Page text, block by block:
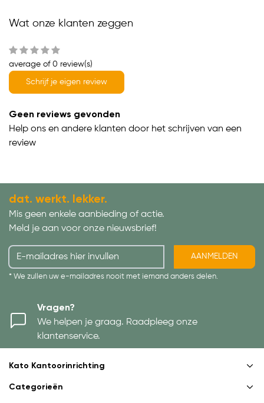
Wat onze klanten zeggen
average of 0 review(s)
Schrijf je eigen review
Geen reviews gevonden
Help ons en andere klanten door het schrijven van een
review
dat. werkt. lekker.
Mis geen enkele aanbieding of actie.
Meld je aan voor onze nieuwsbrief!
AANMELDEN
* We zullen uw e-mailadres nooit met iemand anders delen.
Vragen?
We helpen je graag. Raadpleeg onze
klantenservice.
Kato Kantoorinrichting
Categorieën